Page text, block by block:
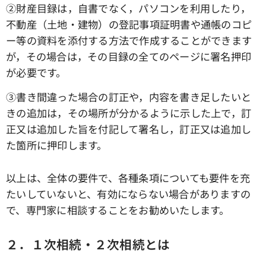
②財産目録は，自書でなく，パソコンを利用したり，
不動産（土地・建物）の登記事項証明書や通帳のコピ
ー等の資料を添付する方法で作成することができます
が，その場合は，その目録の全てのページに署名押印
が必要です。
③書き間違った場合の訂正や，内容を書き足したいと
きの追加は，その場所が分かるように示した上で，訂
正又は追加した旨を付記して署名し，訂正又は追加し
た箇所に押印します。
以上は、全体の要件で、各種条項についても要件を充
たいしていないと、有効にならない場合がありますの
で、専門家に相談することをお勧めいたします。
２．１次相続・２次相続とは